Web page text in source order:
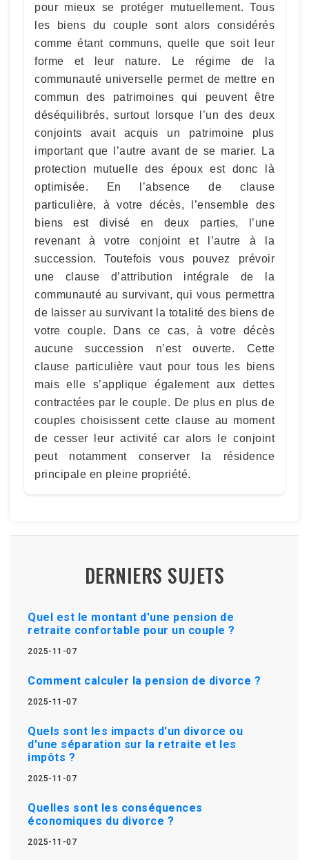
pour mieux se protéger mutuellement. Tous
les biens du couple sont alors considérés
comme étant communs, quelle que soit leur
forme et leur nature. Le régime de la
communauté universelle permet de mettre en
commun des patrimoines qui peuvent être
déséquilibrés, surtout lorsque l’un des deux
conjoints avait acquis un patrimoine plus
important que l’autre avant de se marier. La
protection mutuelle des époux est donc là
optimisée. En l’absence de clause
particulière, à votre décès, l’ensemble des
biens est divisé en deux parties, l’une
revenant à votre conjoint et l’autre à la
succession. Toutefois vous pouvez prévoir
une clause d’attribution intégrale de la
communauté au survivant, qui vous permettra
de laisser au survivant la totalité des biens de
votre couple. Dans ce cas, à votre décès
aucune succession n’est ouverte. Cette
clause particulière vaut pour tous les biens
mais elle s’applique également aux dettes
contractées par le couple. De plus en plus de
couples choisissent cette clause au moment
de cesser leur activité car alors le conjoint
peut notamment conserver la résidence
principale en pleine propriété.
DERNIERS SUJETS
Quel est le montant d'une pension de
retraite confortable pour un couple ?
2025-11-07
Comment calculer la pension de divorce ?
2025-11-07
Quels sont les impacts d'un divorce ou
d'une séparation sur la retraite et les
impôts ?
2025-11-07
Quelles sont les conséquences
économiques du divorce ?
2025-11-07